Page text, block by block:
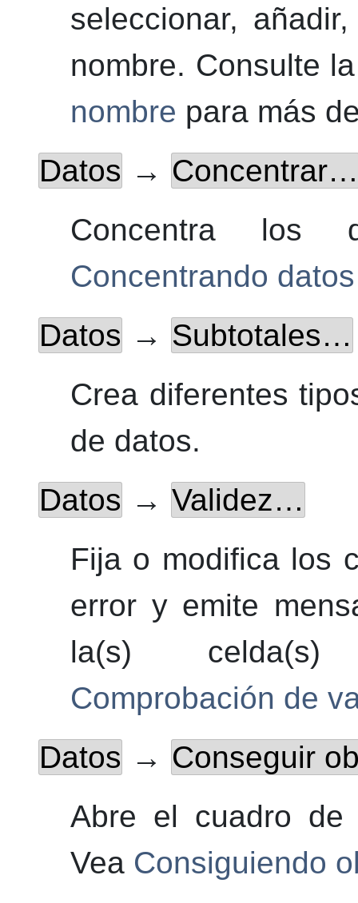
seleccionar,
nombre. Consulte
nombre para más
Datos → Concentrar…
Concentra los
Concentrando datos
Datos → Subtotales…
Crea diferentes
de datos.
Datos → Validez…
Fija o modifica los
error y emite
la(s) celda(s)
Comprobación de
Datos → Conseguir
Abre el cuadro de
Vea Consiguiendo